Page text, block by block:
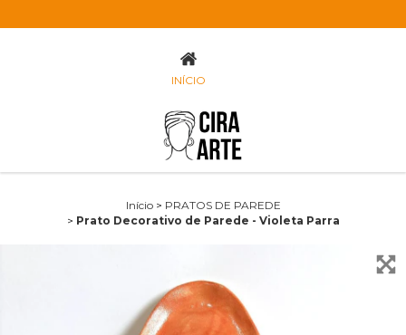
INÍCIO
Início > PRATOS DE PAREDE
> Prato Decorativo de Parede - Violeta Parra